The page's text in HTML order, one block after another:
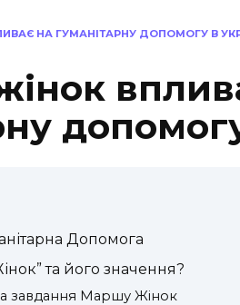
НА ГУМАНІТАРНУ ДОПОМОГУ В
Допомога
та його значення?
завдання Маршу Жінок